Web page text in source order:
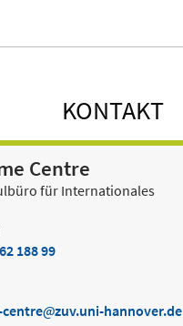
KONTAKT
Centre
für Internationales
188 99
zuv.uni-hannover.de